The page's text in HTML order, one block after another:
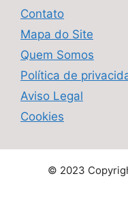
Contato
Mapa do Site
Quem Somos
Política de
Aviso Legal
Cookies
© 2023